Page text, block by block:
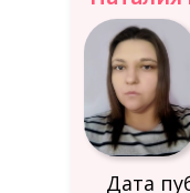
Дата